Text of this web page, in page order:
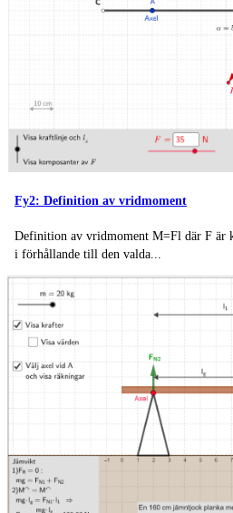
Fy2: Definition av vridmoment
Definition av vridmoment M=Fl där F är
i förhållande till den valda...